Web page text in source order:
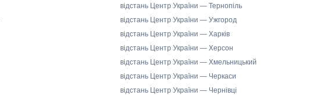
відстань Центр України — Тернопіль
відстань Центр України — Ужгород
відстань Центр України — Харків
відстань Центр України — Херсон
відстань Центр України — Хмельницький
відстань Центр України — Черкаси
відстань Центр України — Чернівці